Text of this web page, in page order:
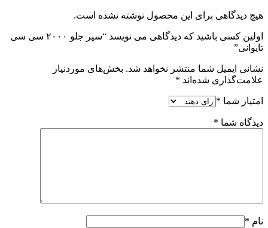
هیچ دیدگاهی برای این محصول نوشته نشده است.
اولین کسی باشید که دیدگاهی می نویسد “سپر جلو ۲۰۰۰ سی سی
تایوانی”
نشانی ایمیل شما منتشر نخواهد شد. بخش‌های موردنیاز
علامت‌گذاری شده‌اند *
امتیاز شما *
دیدگاه شما *
نام *